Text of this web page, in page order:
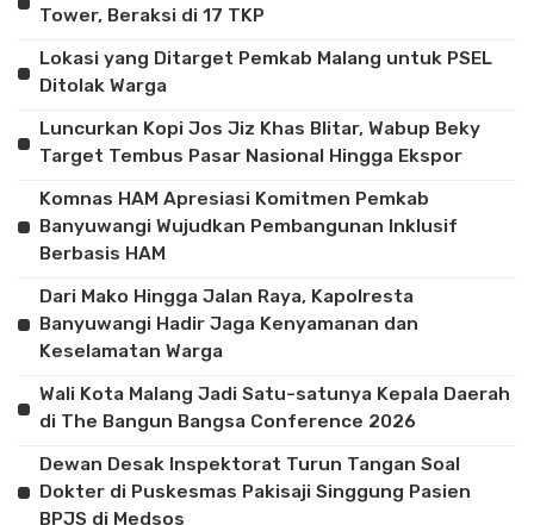
Tower, Beraksi di 17 TKP
Lokasi yang Ditarget Pemkab Malang untuk PSEL
Ditolak Warga
Luncurkan Kopi Jos Jiz Khas Blitar, Wabup Beky
Target Tembus Pasar Nasional Hingga Ekspor
Komnas HAM Apresiasi Komitmen Pemkab
Banyuwangi Wujudkan Pembangunan Inklusif
Berbasis HAM
Dari Mako Hingga Jalan Raya, Kapolresta
Banyuwangi Hadir Jaga Kenyamanan dan
Keselamatan Warga
Wali Kota Malang Jadi Satu-satunya Kepala Daerah
di The Bangun Bangsa Conference 2026
Dewan Desak Inspektorat Turun Tangan Soal
Dokter di Puskesmas Pakisaji Singgung Pasien
BPJS di Medsos